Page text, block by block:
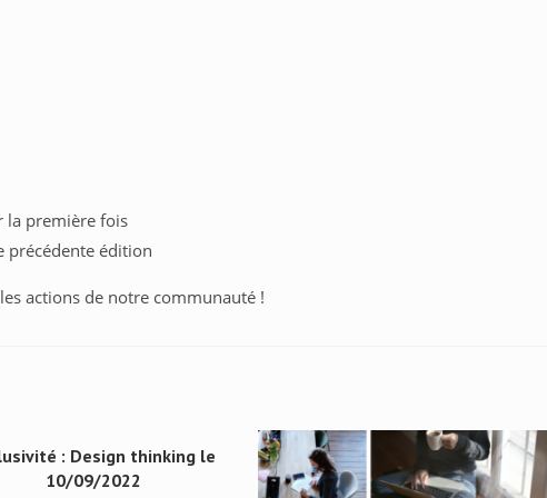
la première fois
précédente édition
actions de notre communauté !
: Design thinking le
10/09/2022